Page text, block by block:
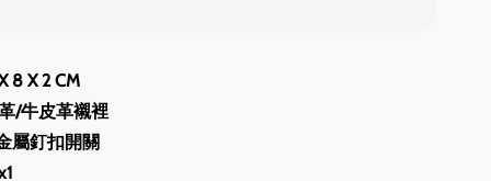
8 X 2 CM
/牛皮革襯裡
屬釘扣開關